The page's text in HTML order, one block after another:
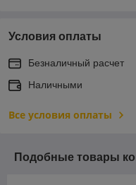
Условия оплаты
Безналичный расчет
Наличными
Все условия оплаты
Подобные товары